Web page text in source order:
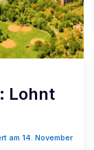
Lohnt
am 14. November